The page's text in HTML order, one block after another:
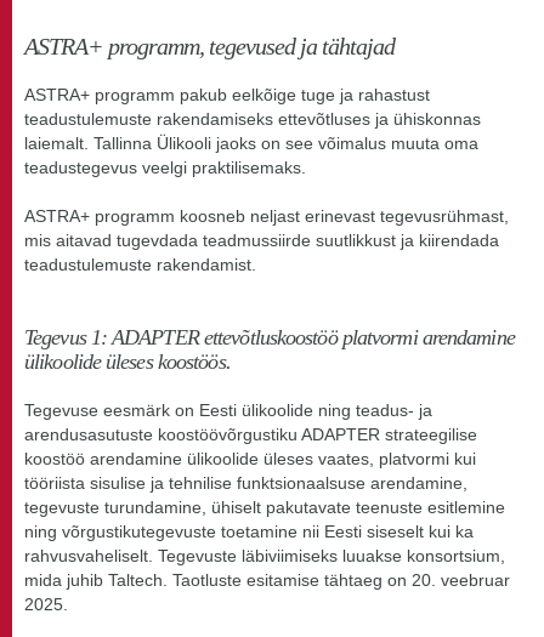
ASTRA+ programm, tegevused ja tähtajad
ASTRA+ programm pakub eelkõige tuge ja rahastust
teadustulemuste rakendamiseks ettevõtluses ja ühiskonnas
laiemalt. Tallinna Ülikooli jaoks on see võimalus muuta oma
teadustegevus veelgi praktilisemaks.
ASTRA+ programm koosneb neljast erinevast tegevusrühmast,
mis aitavad tugevdada teadmussiirde suutlikkust ja kiirendada
teadustulemuste rakendamist.
Tegevus 1: ADAPTER ettevõtluskoostöö platvormi arendamine
ülikoolide üleses koostöös.
Tegevuse eesmärk on Eesti ülikoolide ning teadus- ja
arendusasutuste koostöövõrgustiku ADAPTER strateegilise
koostöö arendamine ülikoolide üleses vaates, platvormi kui
tööriista sisulise ja tehnilise funktsionaalsuse arendamine,
tegevuste turundamine, ühiselt pakutavate teenuste esitlemine
ning võrgustikutegevuste toetamine nii Eesti siseselt kui ka
rahvusvaheliselt. Tegevuste läbiviimiseks luuakse konsortsium,
mida juhib Taltech. Taotluste esitamise tähtaeg on 20. veebruar
2025.